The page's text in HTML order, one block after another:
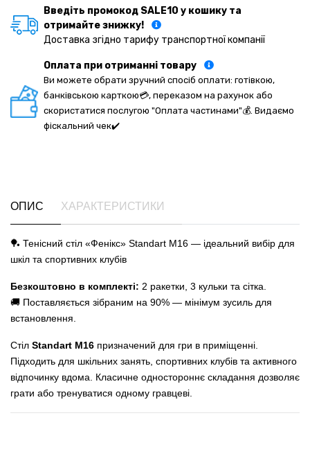
Введіть промокод SALE10 у кошику та
отримайте знижку!
Доставка згідно тарифу транспортної компанії
Оплата при отриманні товару
Ви можете обрати зручний спосіб оплати: готівкою,
банківською карткою💳, переказом на рахунок або
скористатися послугою "Оплата частинами"💰. Видаємо
фіскальний чек✔️
ОПИС ХАРАКТЕРИСТИКИ
🏓 Тенісний стіл «Фенікс» Standart M16 — ідеальний вибір для
шкіл та спортивних клубів
Безкоштовно в комплекті: 2 ракетки, 3 кульки та сітка.
🚚 Поставляється зібраним на 90% — мінімум зусиль для
встановлення.
Стіл Standart M16 призначений для гри в приміщенні.
Підходить для шкільних занять, спортивних клубів та активного
відпочинку вдома. Класичне одностороннє складання дозволяє
грати або тренуватися одному гравцеві.